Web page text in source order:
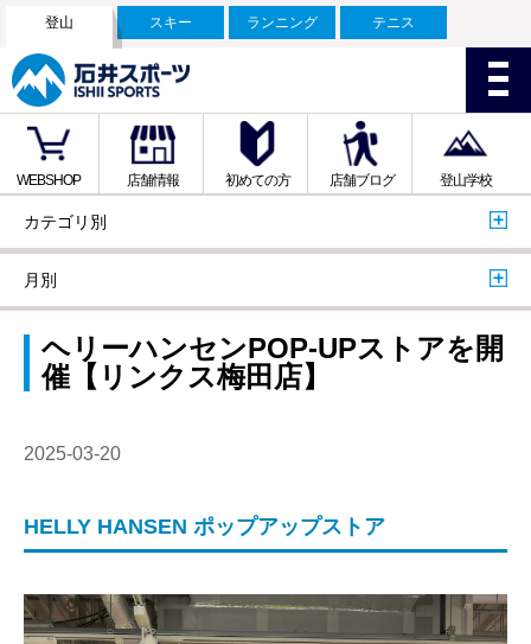
登山 スキー ランニング テニス
WEBSHOP 店舗情報 初めての方 店舗ブログ 登山学校
カテゴリ別
月別
ヘリーハンセンPOP-UPストアを開
催【リンクス梅田店】
2025-03-20
HELLY HANSEN ポップアップストア